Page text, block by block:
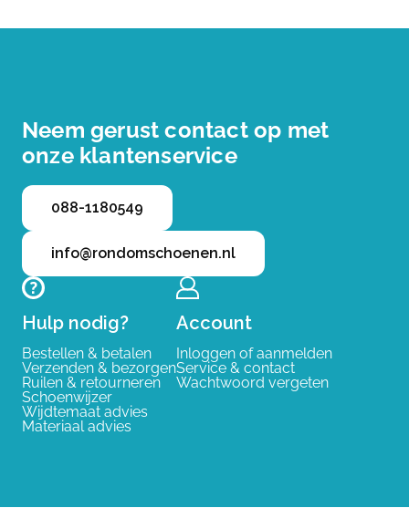
Neem gerust contact op met
onze klantenservice
088-1180549
info@rondomschoenen.nl
Hulp nodig?
Bestellen & betalen
Verzenden & bezorgen
Ruilen & retourneren
Schoenwijzer
Wijdtemaat advies
Materiaal advies
Account
Inloggen of aanmelden
Service & contact
Wachtwoord vergeten